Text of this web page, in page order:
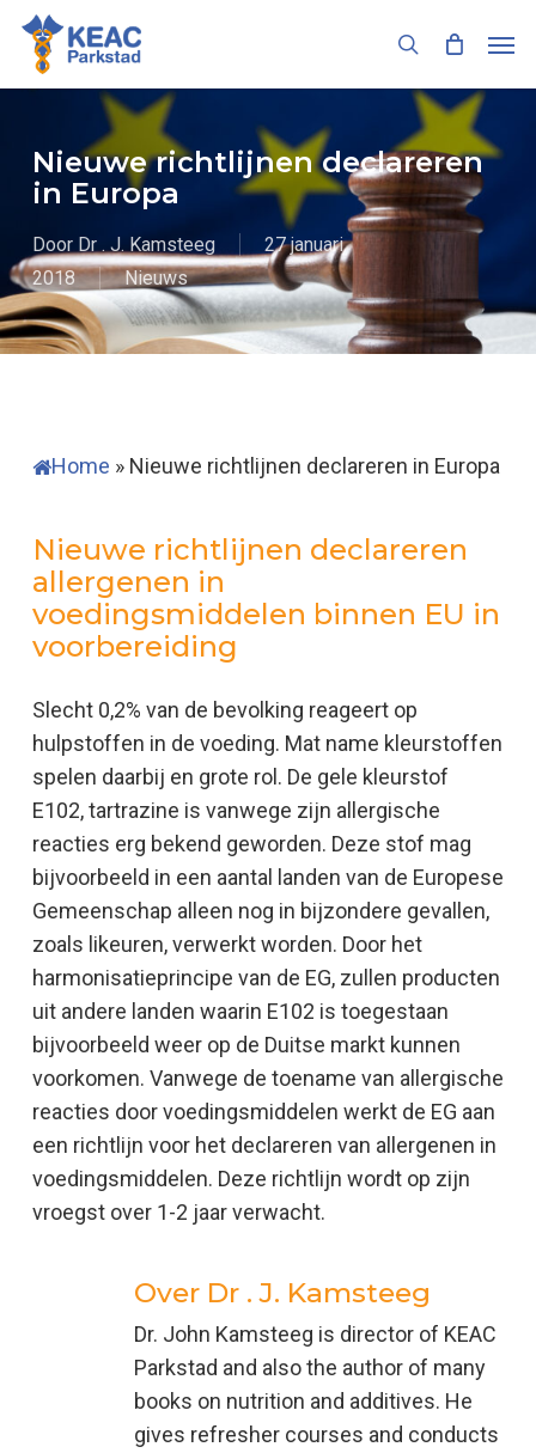
Skip
main
search
Nieuwe richtlijnen declareren
in Europa
Door Dr . J. Kamsteeg
27 januari
2018
Nieuws
Home » Nieuwe richtlijnen declareren in Europa
Nieuwe richtlijnen declareren
allergenen in
voedingsmiddelen binnen EU in
voorbereiding
Slecht 0,2% van de bevolking reageert op
hulpstoffen in de voeding. Mat name kleurstoffen
spelen daarbij en grote rol. De gele kleurstof
E102, tartrazine is vanwege zijn allergische
reacties erg bekend geworden. Deze stof mag
bijvoorbeeld in een aantal landen van de Europese
Gemeenschap alleen nog in bijzondere gevallen,
zoals likeuren, verwerkt worden. Door het
harmonisatieprincipe van de EG, zullen producten
uit andere landen waarin E102 is toegestaan
bijvoorbeeld weer op de Duitse markt kunnen
voorkomen. Vanwege de toename van allergische
reacties door voedingsmiddelen werkt de EG aan
een richtlijn voor het declareren van allergenen in
voedingsmiddelen. Deze richtlijn wordt op zijn
vroegst over 1-2 jaar verwacht.
OverDr . J. Kamsteeg
Dr. John Kamsteeg is director of KEAC
Parkstad and also the author of many
books on nutrition and additives. He
gives refresher courses and conducts